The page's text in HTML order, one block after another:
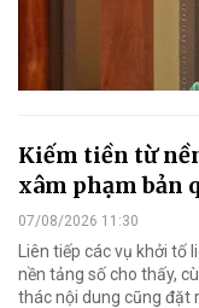
Kiếm tiền từ
xâm phạm bản
07/08/2026 11:30
Liên tiếp các vụ khởi tố
nền tảng số cho thấy,
thác nội dung cũng đặt